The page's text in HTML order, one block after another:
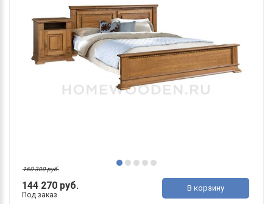
144 270 руб.
160 300 руб.
Под заказ
В корзину